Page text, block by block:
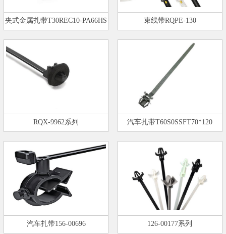
夹式金属扎带T30REC10-PA66HS 束线带RQPE-130
RQX-9962系列 汽车扎带T60S0SSFT70*120
汽车扎带156-00696 126-00177系列